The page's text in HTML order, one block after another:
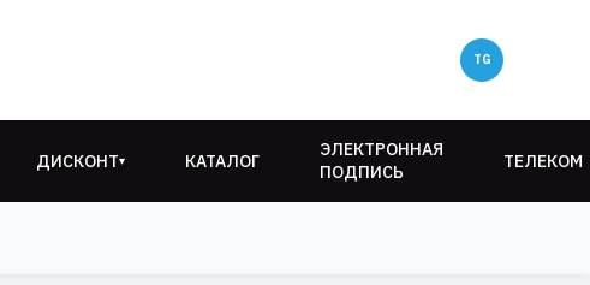
ДИСКОНТ▾ КАТАЛОГ
ЭЛЕКТРОННАЯ
ПОДПИСЬ
ТЕЛЕКОМ